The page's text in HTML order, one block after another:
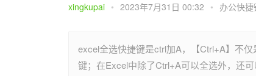
xingkupai • 2023年7月31日 00:32 • 办公快捷
excel全选快捷键是ctrl加A，【Ctrl+A】不
键；在Excel中除了Ctrl+A可以全选外，还